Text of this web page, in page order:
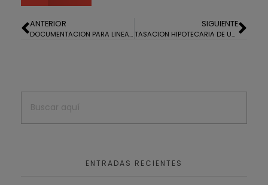
ANTERIOR
DOCUMENTACION PARA LINEA 4 DE AYUDAS DEL PLAN ECO-VIVIENDA
SIGUIENTE
TASACION HIPOTECARIA DE UNA VIVIENDA EN EL PORTIL
ENTRADAS RECIENTES